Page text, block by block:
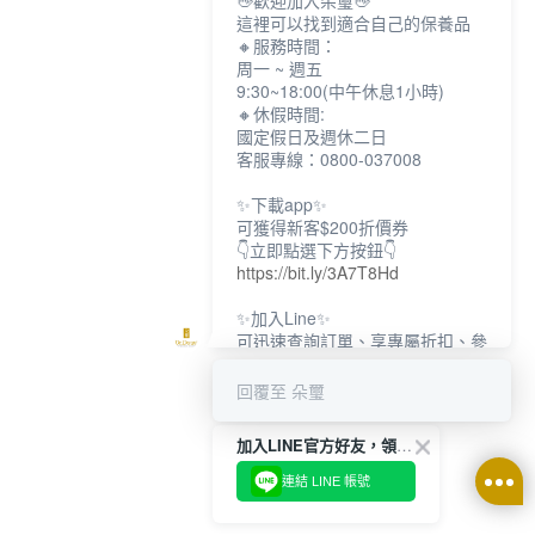
加入LINE官方好友，領取$200折價券
連結 LINE 帳號
這裡可以找到適合自己的保養品
🔸服務時間：
周一 ~ 週五
9:30~18:00(中午休息1小時)
🔸休假時間:
國定假日及週休二日
客服專線：0800-037008
✨下載app✨
可獲得新客$200折價券
👇立即點選下方按鈕👇
https://bit.ly/3A7T8Hd
✨加入Line✨
可迅速查詢訂單、享專屬折扣、參
👇立即點選下方按鈕👇
✨追蹤IG✨
👇立即點選下方按鈕👇
https://bit.ly/3w8zJm1
回覆至 朵璽